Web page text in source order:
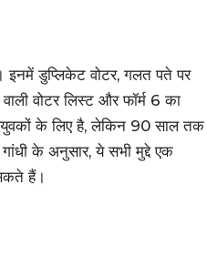
इनमें डुप्लिकेट वोटर, गलत पते पर
वोटर लिस्ट और फॉर्म 6 का
के लिए है, लेकिन 90 साल तक
के अनुसार, ये सभी मुद्दे एक
हैं।